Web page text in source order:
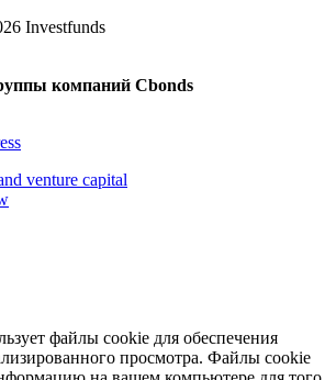
Investfunds
компаний Cbonds
venture capital
файлы cookie для обеспечения
просмотра. Файлы cookie